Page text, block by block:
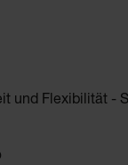
und Flexibilität -